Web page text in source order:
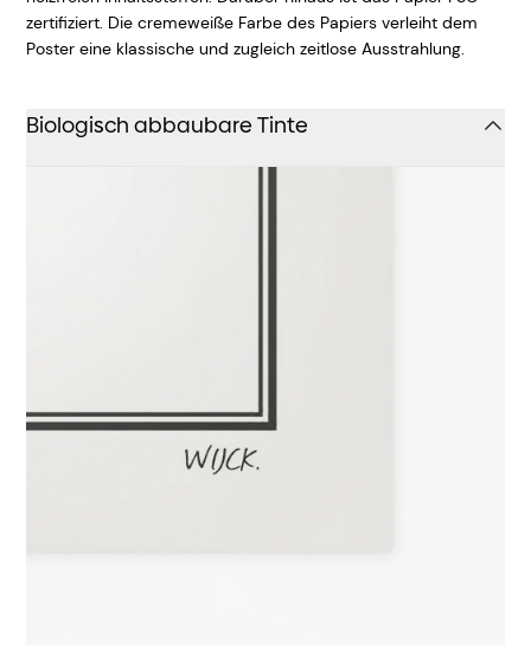
zertifiziert. Die cremeweiße Farbe des Papiers verleiht dem
Poster eine klassische und zugleich zeitlose Ausstrahlung.
Biologisch abbaubare Tinte